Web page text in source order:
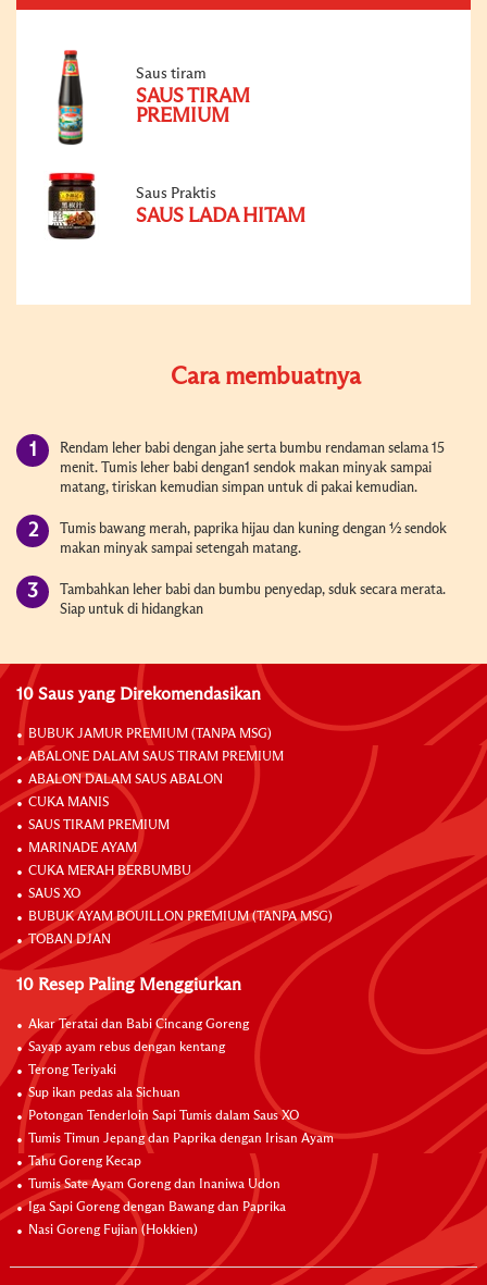
Saus tiram
SAUS TIRAM
PREMIUM
Saus Praktis
SAUS LADA HITAM
Cara membuatnya
Rendam leher babi dengan jahe serta bumbu rendaman selama 15
menit. Tumis leher babi dengan1 sendok makan minyak sampai
matang, tiriskan kemudian simpan untuk di pakai kemudian.
Tumis bawang merah, paprika hijau dan kuning dengan ½ sendok
makan minyak sampai setengah matang.
Tambahkan leher babi dan bumbu penyedap, sduk secara merata.
Siap untuk di hidangkan
10 Saus yang Direkomendasikan
BUBUK JAMUR PREMIUM (TANPA MSG)
ABALONE DALAM SAUS TIRAM PREMIUM
ABALON DALAM SAUS ABALON
CUKA MANIS
SAUS TIRAM PREMIUM
MARINADE AYAM
CUKA MERAH BERBUMBU
SAUS XO
BUBUK AYAM BOUILLON PREMIUM (TANPA MSG)
TOBAN DJAN
10 Resep Paling Menggiurkan
Akar Teratai dan Babi Cincang Goreng
Sayap ayam rebus dengan kentang
Terong Teriyaki
Sup ikan pedas ala Sichuan
Potongan Tenderloin Sapi Tumis dalam Saus XO
Tumis Timun Jepang dan Paprika dengan Irisan Ayam
Tahu Goreng Kecap
Tumis Sate Ayam Goreng dan Inaniwa Udon
Iga Sapi Goreng dengan Bawang dan Paprika
Nasi Goreng Fujian (Hokkien)